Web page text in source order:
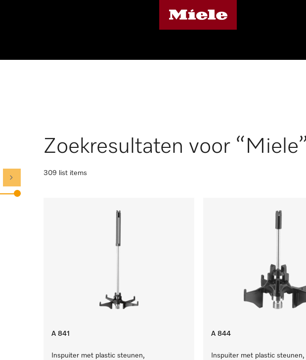
Zoekresultaten voor
309 list items
A 841
Inspuiter met plastic steunen,
A 844
Inspuiter met plastic steunen,